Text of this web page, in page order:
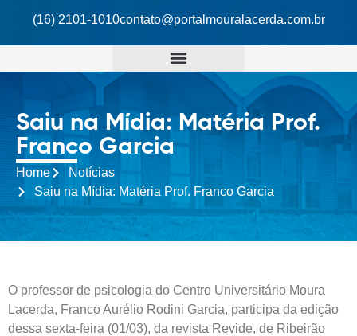
(16) 2101-1010contato@portalmouralacerda.com.br
Saiu na Mídia: Matéria Prof.
Franco Garcia
Home
Notícias
Saiu na Mídia: Matéria Prof. Franco Garcia
O professor de psicologia do Centro Universitário Moura
Lacerda, Franco Aurélio Rodini Garcia, participa da edição
dessa sexta-feira (01/03), da revista Revide, de Ribeirão